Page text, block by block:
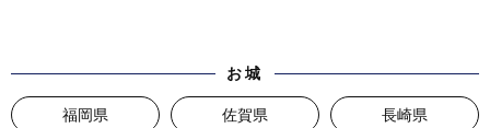
お城
福岡県 佐賀県 長崎県